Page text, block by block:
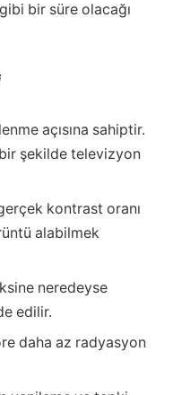
bir süre olacağı
açısına sahiptir.
şekilde televizyon
kontrast oranı
alabilmek
neredeyse
edilir.
daha az radyasyon